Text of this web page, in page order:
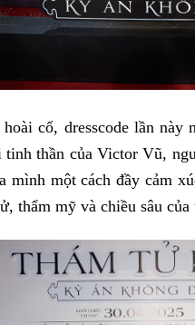
cổ, dresscode lần
thần của Victor Vũ,
mình một cách đầy cảm
thẩm mỹ và chiều sâu